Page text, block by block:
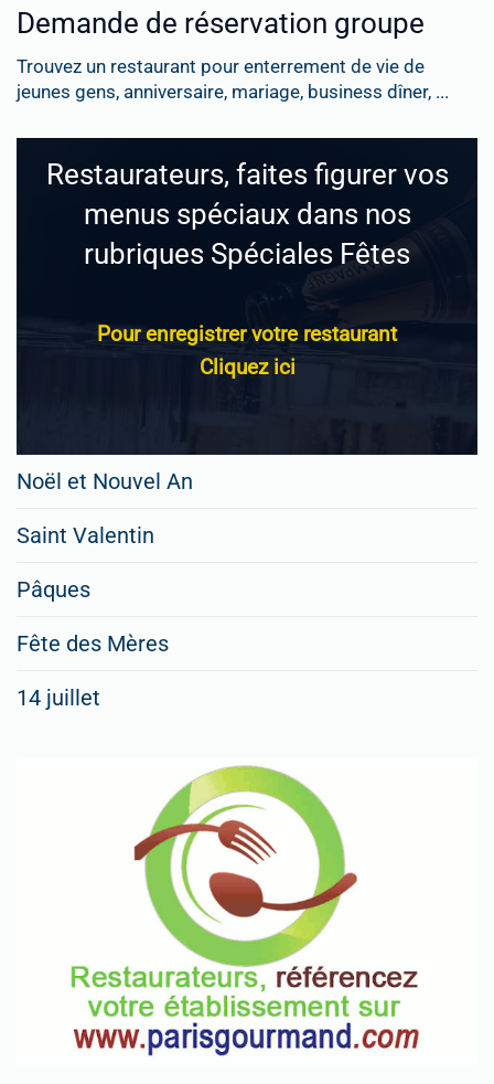
Demande de réservation groupe
Trouvez un restaurant pour enterrement de vie de
jeunes gens, anniversaire, mariage, business dîner, ...
Restaurateurs, faites figurer vos
menus spéciaux dans nos
rubriques Spéciales Fêtes
Pour enregistrer votre restaurant
Cliquez ici
Noël et Nouvel An
Saint Valentin
Pâques
Fête des Mères
14 juillet